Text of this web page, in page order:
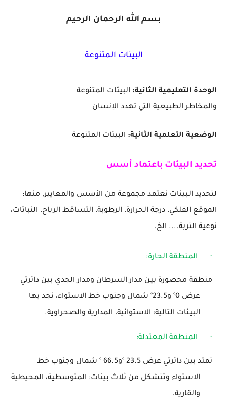
بسم الله الرحمان الرحيم
البيئات المتنوعة
الوحدة التعليمية الثانية: البيئات المتنوعة
والمخاطر الطبيعية التي تهدد الإنسان
الوضعية التعلمية الثانية: البيئات المتنوعة
تحديد البيئات باعتماد أسس
لتحديد البيئات نعتمد مجموعة من الأسس والمعايير، منها:
الموقع الفلكي، درجة الحرارة، الرطوبة، التساقط الرياح، النباتات،
نوعية التربة.... الخ.
· المنطقة الحارة:
منطقة محصورة بين مدار السرطان ومدار الجدي بين دائرتي
عرض 0
° و23.5 ° شمال وجنوب خط الاستواء، نجد بها
البيئات التالية: الاستوائية، المدارية والصحراوية.
· المنطقة المعتدلة:
تمتد بين دائرتي عرض 23.5 °و66.5 ° شمال وجنوب خط
الاستواء وتتشكل من ثلاث بيئات: المتوسطية، المحيطية
والقارية.